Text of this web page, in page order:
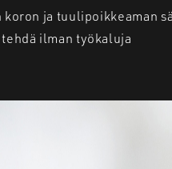
ja tuulipoikkeaman
ilman työkaluja